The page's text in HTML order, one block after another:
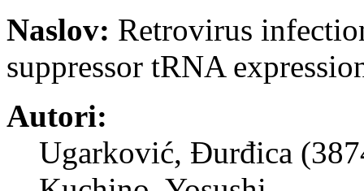
Naslov: Retrovirus
suppressor tRNA
Autori:
Ugarković, Đurđica